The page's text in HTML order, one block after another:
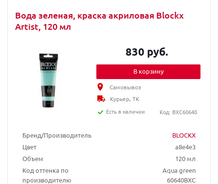
Вода зеленая, краска акриловая Blockx
Artist, 120 мл
Бренд/Производитель
BLOCKX
Цвет
a8e4e3
Объем
120 мл
Код оттенка по
производителю
Aqua green
60640BXC
830 руб.
В корзину
Самовывоз
Курьер, ТК
Есть в наличии
Код: BXC60640